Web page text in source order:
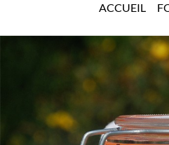
ACCUEIL